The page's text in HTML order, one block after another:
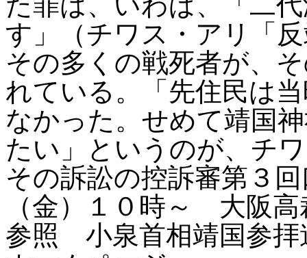
す」（チワス・アリ「
その多くの戦死者が、
れている。「先住民は
なかった。せめて靖国
たい」というのが、チ
その訴訟の控訴審第３
（金）１０時～ 大阪
参照 小泉首相靖国参